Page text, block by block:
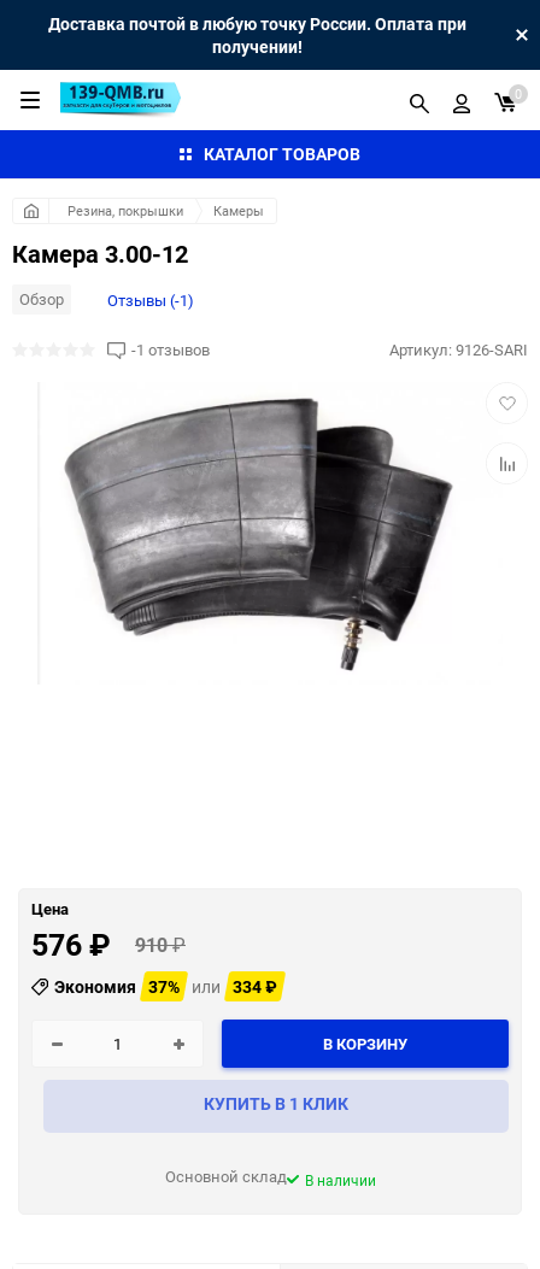
Доставка почтой в любую точку России. Оплата при
получении!
КАТАЛОГ ТОВАРОВ
0
Резина, покрышки Камеры
Камера 3.00-12
Обзор Отзывы (-1)
Артикул:9126-SARI
-1 отзывов
Цена
576₽ 910₽
Экономия 37% или 334₽
В КОРЗИНУ
КУПИТЬ В 1 КЛИК
Основной склад В наличии